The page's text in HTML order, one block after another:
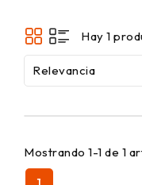
Hay 1
Relevancia
Mostrando 1-1 de 1
1